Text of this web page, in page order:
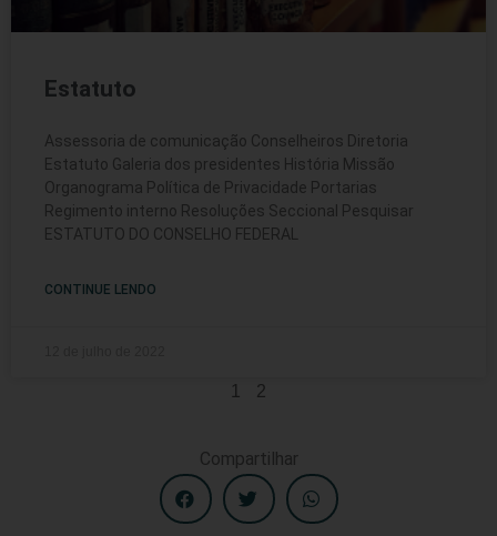
Estatuto
Assessoria de comunicação Conselheiros Diretoria
Estatuto Galeria dos presidentes História Missão
Organograma Política de Privacidade Portarias
Regimento interno Resoluções Seccional Pesquisar
ESTATUTO DO CONSELHO FEDERAL
CONTINUE LENDO
1 2
Compartilhar